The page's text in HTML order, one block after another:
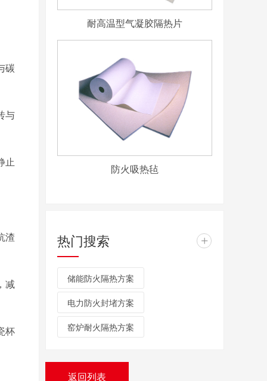
碳
与
止
渣
减
杯
耐高温型气凝胶隔热片
防火吸热毡
热门搜索 +
储能防火隔热方案
电力防火封堵方案
窑炉耐火隔热方案
返回列表